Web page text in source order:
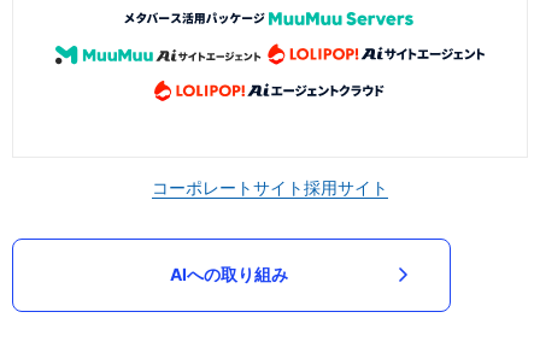
コーポレートサイト採用サイト
AIへの取り組み